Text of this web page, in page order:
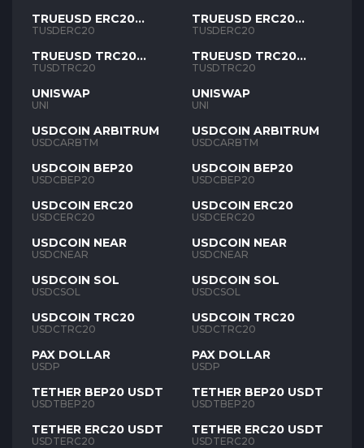
TRUEUSD ERC20
TUSD
TUSDERC20
TRUEUSD TRC20
TUSD
TUSDTRC20
UNISWAP
UNI
USDCOIN ARBITRUM
USDCARBTM
USDCOIN BEP20
USDCBEP20
USDCOIN ERC20
USDCERC20
USDCOIN NEAR
USDCNEAR
USDCOIN SOL
USDCSOL
USDCOIN TRC20
USDCTRC20
PAX DOLLAR
USDP
TETHER BEP20 USDT
USDTBEP20
TETHER ERC20 USDT
USDTERC20
TRUEUSD ERC20
TUSD
TUSDERC20
TRUEUSD TRC20
TUSD
TUSDTRC20
UNISWAP
UNI
USDCOIN ARBITRUM
USDCARBTM
USDCOIN BEP20
USDCBEP20
USDCOIN ERC20
USDCERC20
USDCOIN NEAR
USDCNEAR
USDCOIN SOL
USDCSOL
USDCOIN TRC20
USDCTRC20
PAX DOLLAR
USDP
TETHER BEP20 USDT
USDTBEP20
TETHER ERC20 USDT
USDTERC20